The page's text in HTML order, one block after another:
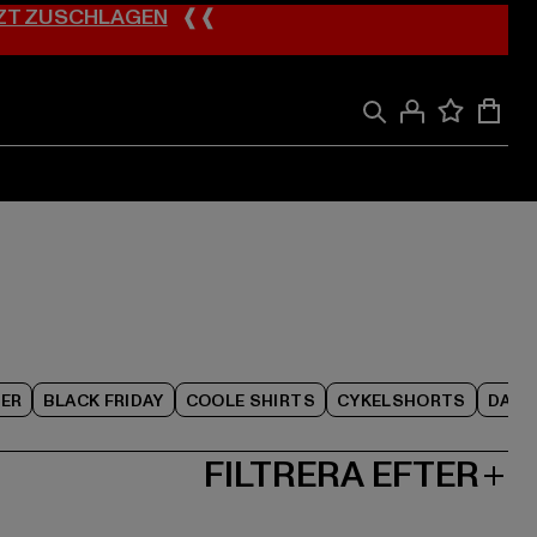
ZUSCHLAGEN❰❰
BLACK FRIDAY COOLE SHIRTS CYKELSHORTS
FILTRERA EFTER